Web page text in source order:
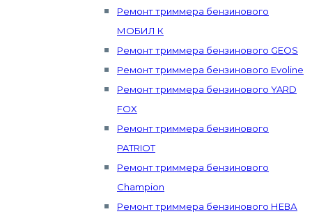
Ремонт триммера бензинового
МОБИЛ К
Ремонт триммера бензинового GEOS
Ремонт триммера бензинового Evoline
Ремонт триммера бензинового YARD
FOX
Ремонт триммера бензинового
PATRIOT
Ремонт триммера бензинового
Champion
Ремонт триммера бензинового НЕВА